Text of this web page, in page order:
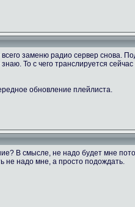
заменю радио сервер снова.
То с чего транслируется
обновление плейлиста.
В смысле, не надо будет мне
не надо мне, а просто подождать.